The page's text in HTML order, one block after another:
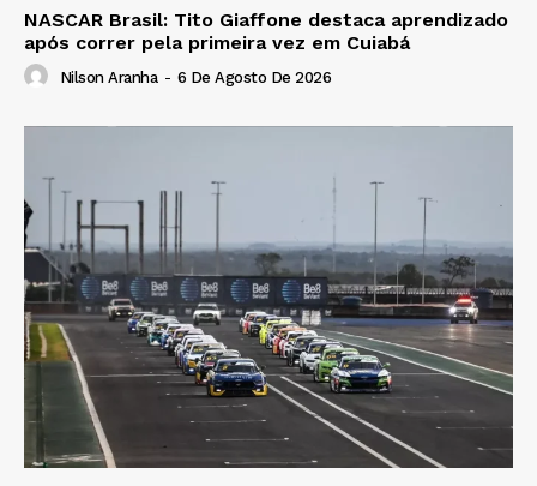
NASCAR Brasil: Tito Giaffone destaca aprendizado
após correr pela primeira vez em Cuiabá
Nilson Aranha - 6 De Agosto De 2026